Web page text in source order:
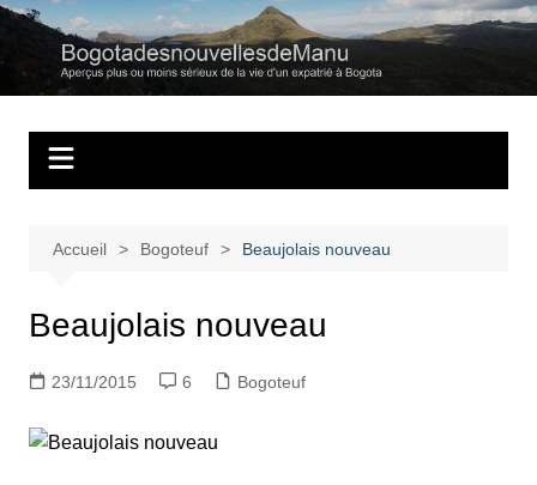
Aller
contenu
Regards personnels sur la vie d’expatrié à Bogota
Accueil Bogoteuf Beaujolais nouveau
Beaujolais nouveau
23/11/2015 6 Bogoteuf